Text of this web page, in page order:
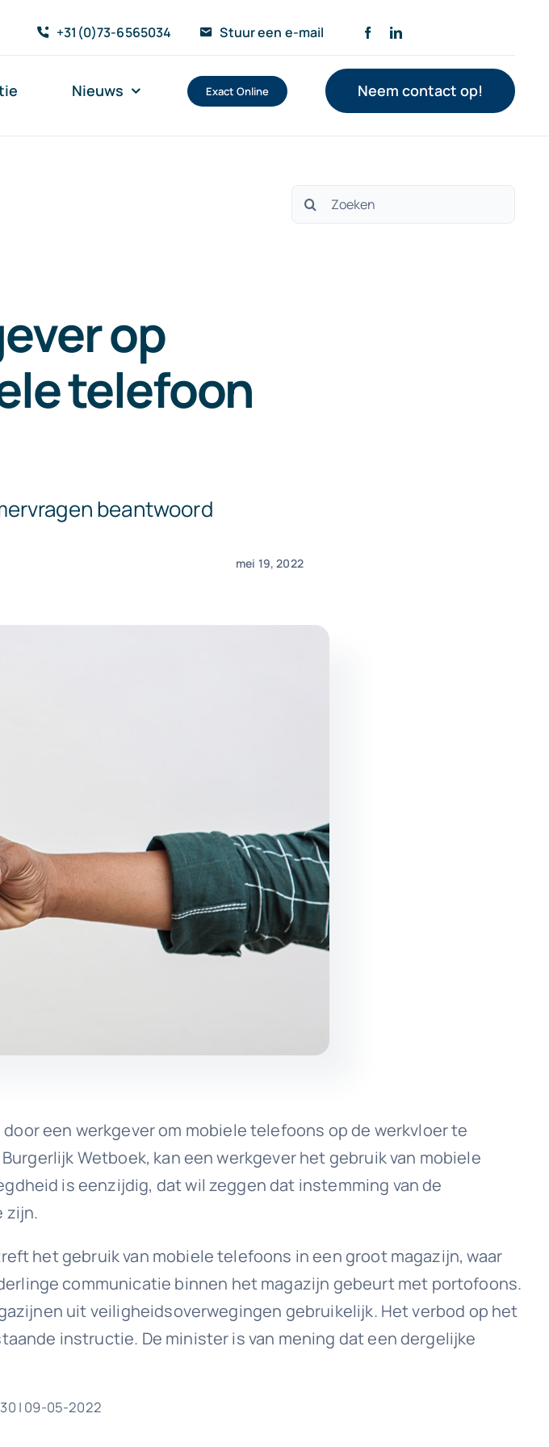
+31(0)73-6565034 Stuur een e-mail
Nieuws Exact Online Neem contact op!
Zoeken
op
telefoon
beantwoord
mei 19, 2022
een werkgever om mobiele telefoons op de werkvloer te
Wetboek, kan een werkgever het gebruik van mobiele
is eenzijdig, dat wil zeggen dat instemming van de
zijn.
het gebruik van mobiele telefoons in een groot magazijn, waar
communicatie binnen het magazijn gebeurt met portofoons.
uit veiligheidsoverwegingen gebruikelijk. Het verbod op het
instructie. De minister is van mening dat een dergelijke
| 09-05-2022